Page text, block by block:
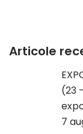
Articole
(23
7